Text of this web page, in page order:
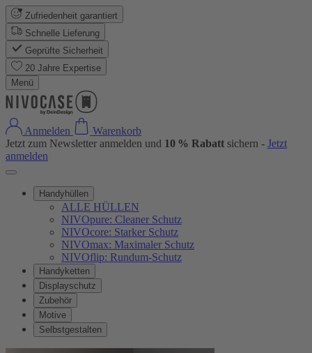
Zufriedenheit garantiert
Schnelle Lieferung
Geprüfte Sicherheit
20 Jahre Expertise
Menü
Anmelden
Warenkorb
Jetzt zum Newsletter anmelden und 10 % Rabatt sichern - Jetzt
anmelden
Handyhüllen
ALLE HÜLLEN
NIVOpure: Cleaner Schutz
NIVOcore: Starker Schutz
NIVOmax: Maximaler Schutz
NIVOflip: Rundum-Schutz
Handyketten
Displayschutz
Zubehör
Motive
Selbstgestalten